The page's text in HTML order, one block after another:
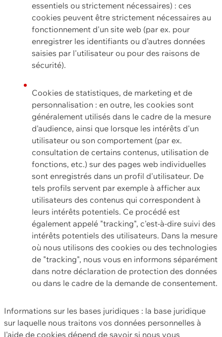
essentiels ou strictement nécessaires) : ces
cookies peuvent être strictement nécessaires au
fonctionnement d'un site web (par ex. pour
enregistrer les identifiants ou d'autres données
saisies par l'utilisateur ou pour des raisons de
sécurité).
Cookies de statistiques, de marketing et de
personnalisation : en outre, les cookies sont
généralement utilisés dans le cadre de la mesure
d'audience, ainsi que lorsque les intérêts d'un
utilisateur ou son comportement (par ex.
consultation de certains contenus, utilisation de
fonctions, etc.) sur des pages web individuelles
sont enregistrés dans un profil d'utilisateur. De
tels profils servent par exemple à afficher aux
utilisateurs des contenus qui correspondent à
leurs intérêts potentiels. Ce procédé est
également appelé "tracking", c'est-à-dire suivi des
intérêts potentiels des utilisateurs. Dans la mesure
où nous utilisons des cookies ou des technologies
de "tracking", nous vous en informons séparément
dans notre déclaration de protection des données
ou dans le cadre de la demande de consentement.
Informations sur les bases juridiques : la base juridique
sur laquelle nous traitons vos données personnelles à
l'aide de cookies dépend de savoir si nous vous